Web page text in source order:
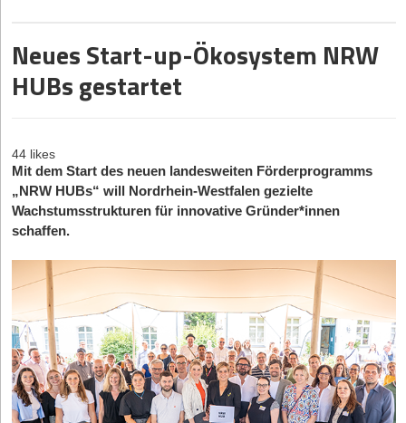
Neues Start-up-Ökosystem NRW
HUBs gestartet
44 likes
Mit dem Start des neuen landesweiten Förderprogramms
„NRW HUBs“ will Nordrhein-Westfalen gezielte
Wachstumsstrukturen für innovative Gründer*innen
schaffen.